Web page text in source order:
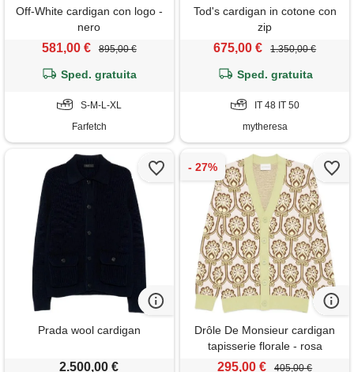
Off-White cardigan con logo -
nero
581,00 € 895,00 €
Sped. gratuita
S-M-L-XL
Farfetch
Tod's cardigan in cotone con
zip
675,00 € 1.350,00 €
Sped. gratuita
IT 48 IT 50
mytheresa
Prada wool cardigan
2.500,00 €
Drôle De Monsieur cardigan
tapisserie florale - rosa
295,00 € 405,00 €